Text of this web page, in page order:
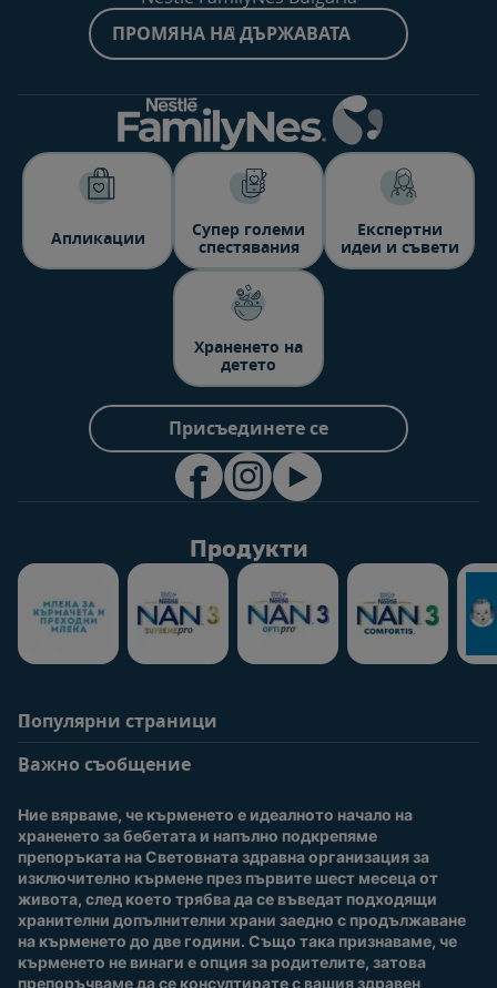
ПРОМЯНА НА ДЪРЖАВАТА
Aпликации
Супер големи
спестявания
Експертни
идеи и съвети
Храненето на
детето
Присъединете се
Продукти
Популярни страници
Често задавани
За нас
Присъединете се към
Nestlé Baby Club
Купи сега
Нашите марки и
продукти
Качество и сигурност
Важно съобщение
Ние вярваме, че кърменето е идеалното начало на
храненето за бебетата и напълно подкрепяме
препоръката на Световната здравна организация за
изключително кърмене през първите шест месеца от
живота, след което трябва да се въведат подходящи
хранителни допълнителни храни заедно с продължаване
на кърменето до две години. Също така признаваме, че
кърменето не винаги е опция за родителите, затова
препоръчваме да се консултирате с вашия здравен